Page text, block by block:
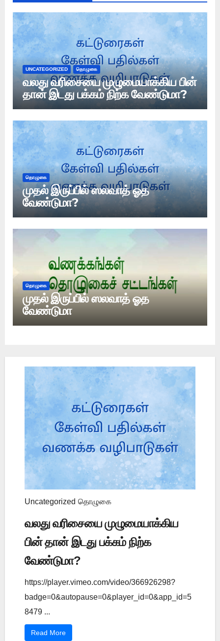
UNCATEGORIZED தொழுகை
வலது வரிசையை முழுமையாக்கிய பின்
தான் இடது பக்கம் நிற்க வேண்டுமா?
தொழுகை
முதல் இருப்பில் ஸலவாத் ஓத
வேண்டுமா?
தொழுகை
முதல் இருப்பில் ஸலவாத் ஓத
வேண்டுமா
Uncategorized தொழுகை
வலது வரிசையை முழுமையாக்கிய
பின் தான் இடது பக்கம் நிற்க
வேண்டுமா?
https://player.vimeo.com/video/366926298?
badge=0&autopause=0&player_id=0&app_id=5
8479 ...
Read More